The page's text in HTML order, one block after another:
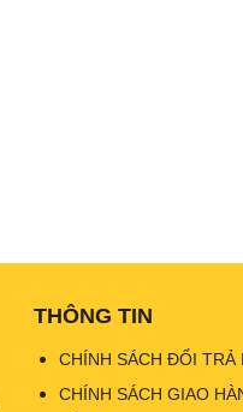
THÔNG TIN
CHÍNH SÁCH ĐỔI TRẢ
CHÍNH SÁCH GIAO